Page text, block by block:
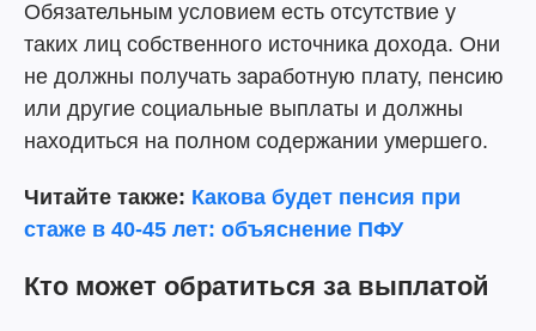
Обязательным условием есть отсутствие у
таких лиц собственного источника дохода. Они
не должны получать заработную плату, пенсию
или другие социальные выплаты и должны
находиться на полном содержании умершего.
Читайте также: Какова будет пенсия при
стаже в 40-45 лет: объяснение ПФУ
Кто может обратиться за выплатой